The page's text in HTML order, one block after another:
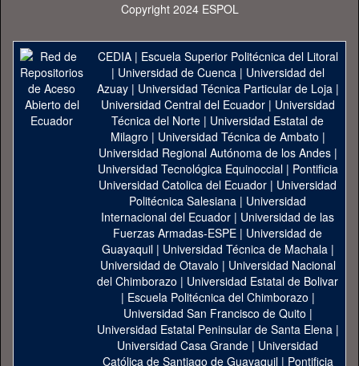
Copyright 2024 ESPOL
CEDIA| Escuela Superior Politécnica del Litoral
| Universidad de Cuenca| Universidad del
Azuay| Universidad Técnica Particular de Loja|
Universidad Central del Ecuador| Universidad
Técnica del Norte | Universidad Estatal de
Milagro | Universidad Técnica de Ambato |
Universidad Regional Autónoma de los Andes|
Universidad Tecnológica Equinoccial| Pontificia
Universidad Catolica del Ecuador | Universidad
Politécnica Salesiana | Universidad
Internacional del Ecuador | Universidad de las
Fuerzas Armadas-ESPE | Universidad de
Guayaquil| Universidad Técnica de Machala|
Universidad de Otavalo | Universidad Nacional
del Chimborazo | Universidad Estatal de Bolivar
| Escuela Politécnica del Chimborazo |
Universidad San Francisco de Quito |
Universidad Estatal Peninsular de Santa Elena|
Universidad Casa Grande | Universidad
Católica de Santiago de Guayaquil| Pontificia